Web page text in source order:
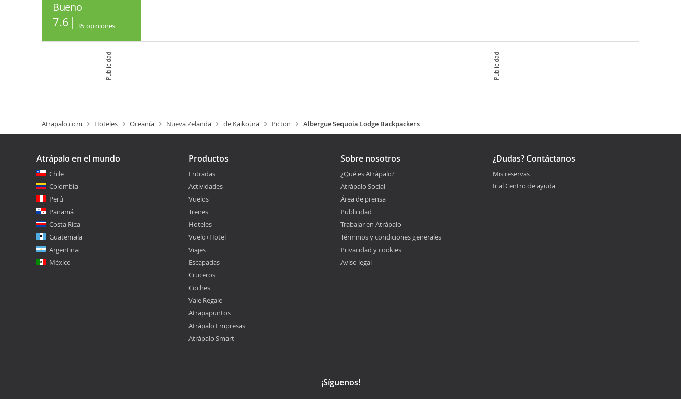
Bueno
7.6 35 opiniones
Publicidad Publicidad
Atrapalo.com Hoteles Oceanía Nueva Zelanda de Kaikoura Picton Albergue Sequoia Lodge Backpackers
Atrápalo en el mundo
Chile
Colombia
Perú
Panamá
Costa Rica
Guatemala
Argentina
México
Productos
Entradas
Actividades
Vuelos
Trenes
Hoteles
Vuelo+Hotel
Viajes
Escapadas
Cruceros
Coches
Vale Regalo
Atrapapuntos
Atrápalo Empresas
Atrápalo Smart
Sobre nosotros
¿Qué es Atrápalo?
Atrápalo Social
Área de prensa
Publicidad
Trabajar en Atrápalo
Términos y condiciones generales
Privacidad y cookies
Aviso legal
¿Dudas? Contáctanos
Mis reservas
Ir al Centro de ayuda
¡Síguenos!